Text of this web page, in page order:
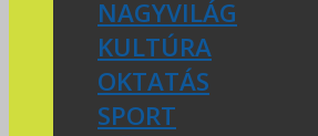
NAGYVILÁG
KULTÚRA
OKTATÁS
SPORT